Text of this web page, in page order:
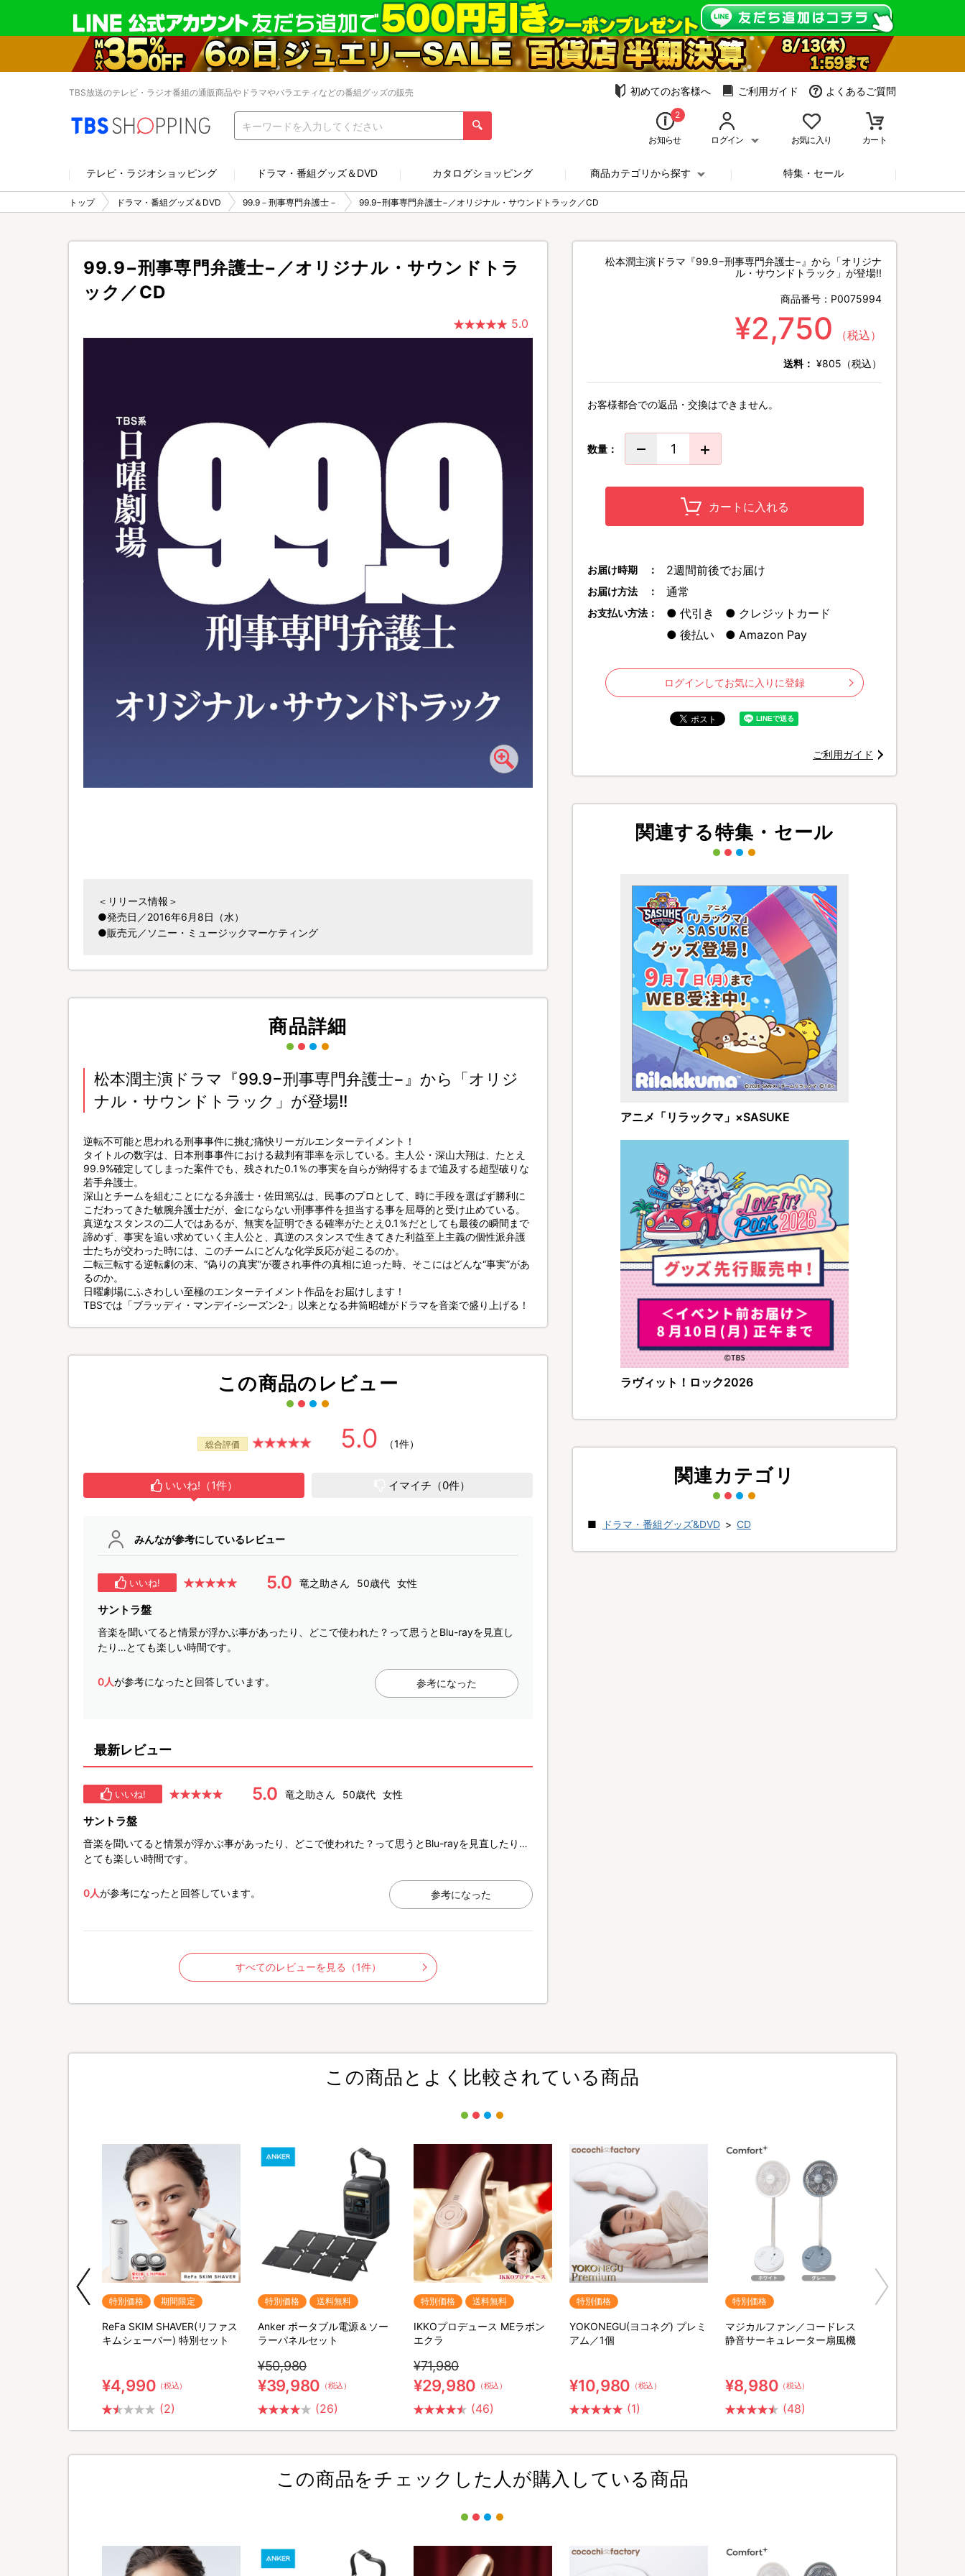
TBS放送のテレビ・ラジオ番組の通販商品やドラマやバラエティなどの番組グッズの販売 初めてのお客様へ ご利用ガイド よくあるご質問
2
お知らせ ログイン お気に入り カート
テレビ・ラジオショッピング ドラマ・番組グッズ＆DVD カタログショッピング 商品カテゴリから探す 特集・セール
トップ ドラマ・番組グッズ＆DVD 99.9－刑事専門弁護士－ 99.9−刑事専門弁護士−／オリジナル・サウンドトラック／CD
99.9−刑事専門弁護士−／オリジナル・サウンドトラ
ック／CD
5.0
＜リリース情報＞
●発売日／2016年6月8日（水）
●販売元／ソニー・ミュージックマーケティング
商品詳細
松本潤主演ドラマ『99.9−刑事専門弁護士−』から「オリジ
ナル・サウンドトラック」が登場!!
逆転不可能と思われる刑事事件に挑む痛快リーガルエンターテイメント！
タイトルの数字は、日本刑事事件における裁判有罪率を示している。主人公・深山大翔は、たとえ
99.9%確定してしまった案件でも、残された0.1％の事実を自らが納得するまで追及する超型破りな
若手弁護士。
深山とチームを組むことになる弁護士・佐田篤弘は、民事のプロとして、時に手段を選ばず勝利に
こだわってきた敏腕弁護士だが、金にならない刑事事件を担当する事を屈辱的と受け止めている。
真逆なスタンスの二人ではあるが、無実を証明できる確率がたとえ0.1％だとしても最後の瞬間まで
諦めず、事実を追い求めていく主人公と、真逆のスタンスで生きてきた利益至上主義の個性派弁護
士たちが交わった時には、このチームにどんな化学反応が起こるのか。
二転三転する逆転劇の末、“偽りの真実”が覆され事件の真相に迫った時、そこにはどんな“事実”があ
るのか。
日曜劇場にふさわしい至極のエンターテイメント作品をお届けします！
TBSでは「ブラッディ・マンデイ-シーズン2-」以来となる井筒昭雄がドラマを音楽で盛り上げる！
この商品のレビュー
総合評価 5.0 （1件）
いいね!（1件） イマイチ（0件）
みんなが参考にしているレビュー
いいね! 5.0 竜之助さん 50歳代 女性
サントラ盤
音楽を聞いてると情景が浮かぶ事があったり、どこで使われた？って思うとBlu-rayを見直し
たり…とても楽しい時間です。
0人が参考になったと回答しています。 参考になった
最新レビュー
いいね! 5.0 竜之助さん 50歳代 女性
サントラ盤
音楽を聞いてると情景が浮かぶ事があったり、どこで使われた？って思うとBlu-rayを見直したり…
とても楽しい時間です。
0人が参考になったと回答しています。 参考になった
すべてのレビューを見る（1件）
松本潤主演ドラマ『99.9−刑事専門弁護士−』から「オリジナ
ル・サウンドトラック」が登場!!
商品番号： P0075994
¥2,750 （税込）
送料： ¥805（税込）
お客様都合での返品・交換はできません。
数量：
カートに入れる
お届け時期 ： 2週間前後でお届け
お届け方法 ： 通常
お支払い方法： 代引き
クレジットカード
後払い
Amazon Pay
ログインしてお気に入りに登録
ご利用ガイド
関連する特集・セール
アニメ「リラックマ」×SASUKE
ラヴィット！ロック2026
関連カテゴリ
ドラマ・番組グッズ&DVD > CD
この商品とよく比較されている商品
特別価格 期間限定
ReFa SKIM SHAVER(リファス
キムシェーバー) 特別セット
¥4,990 （税込）
(2)
特別価格 送料無料
Anker ポータブル電源＆ソー
ラーパネルセット
¥50,980
¥39,980 （税込）
(26)
特別価格 送料無料
IKKOプロデュース MEラボン
エクラ
¥71,980
¥29,980 （税込）
(46)
特別価格
YOKONEGU(ヨコネグ) プレミ
アム／1個
¥10,980 （税込）
(1)
特別価格
マジカルファン／コードレス
静音サーキュレーター扇風機
¥8,980 （税込）
(48)
この商品をチェックした人が購入している商品